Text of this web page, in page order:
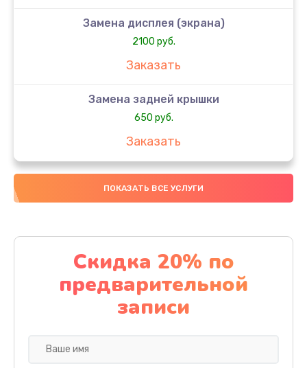
Замена дисплея (экрана)
2100 руб.
Заказать
Замена задней крышки
650 руб.
Заказать
Замена аккумулятора
4000 руб.
Замена материнской платы
1100 руб.
Заказать
ПОКАЗАТЬ ВСЕ УСЛУГИ
Скидка 20% по
предварительной
записи